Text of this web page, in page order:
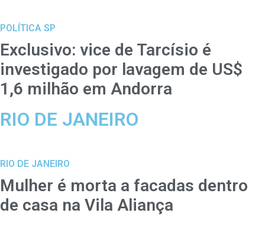
POLÍTICA SP
Exclusivo: vice de Tarcísio é
investigado por lavagem de US$
1,6 milhão em Andorra
RIO DE JANEIRO
RIO DE JANEIRO
Mulher é morta a facadas dentro
de casa na Vila Aliança